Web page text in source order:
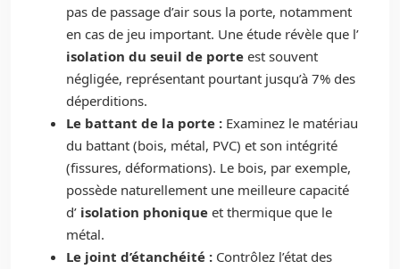
pas de passage d’air sous la porte, notamment
en cas de jeu important. Une étude révèle que l’
isolation du seuil de porte est souvent
négligée, représentant pourtant jusqu’à 7% des
déperditions.
Le battant de la porte : Examinez le matériau
du battant (bois, métal, PVC) et son intégrité
(fissures, déformations). Le bois, par exemple,
possède naturellement une meilleure capacité
d’ isolation phonique et thermique que le
métal.
Le joint d’étanchéité : Contrôlez l’état des